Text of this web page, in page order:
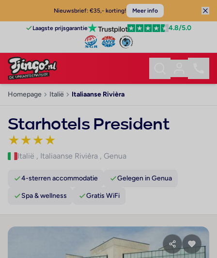
Nieuwsbrief: €35,- korting! Meer info
Laagste prijsgarantie 4.8/5.0
Homepage Italië Italiaanse Rivièra
Starhotels President
★★★★
Italië , Italiaanse Rivièra , Genua
4-sterren accommodatie Gelegen in Genua
Spa & wellness Gratis WiFi